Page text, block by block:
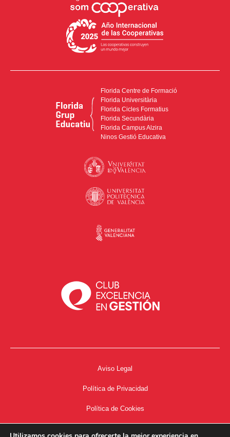
Florida Centre de Formació
Florida Universitària
Florida Cicles Formatius
Florida Secundària
Florida Campus Alzira
Ninos Gestió Educativa
Aviso Legal
Política de Privacidad
Política de Cookies